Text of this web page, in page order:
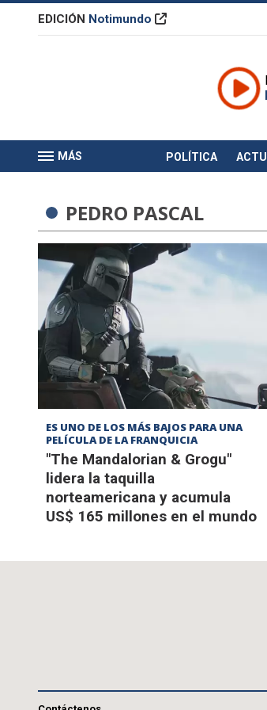
EDICIÓN Notimundo
MÁS POLÍTICA
PEDRO PASCAL
ES UNO DE LOS MÁS BAJOS PARA UNA
PELÍCULA DE LA FRANQUICIA
"The Mandalorian & Grogu"
lidera la taquilla
norteamericana y acumula
US$ 165 millones en el mundo